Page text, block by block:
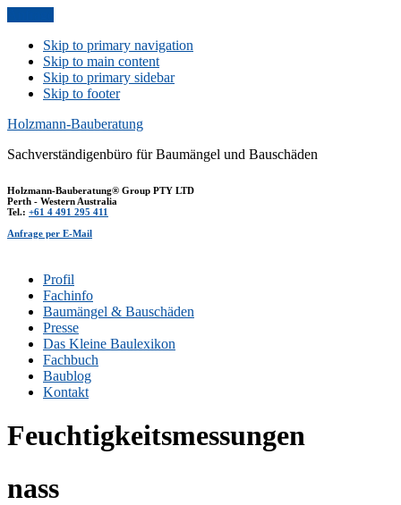
Skip to primary navigation
Skip to main content
Skip to primary sidebar
Skip to footer
Holzmann-Bauberatung
Sachverständigenbüro für Baumängel und Bauschäden
Holzmann-Bauberatung® Group PTY LTD
Perth - Western Australia
Tel.: +61 4 491 295 411
Anfrage per E-Mail
Profil
Fachinfo
Baumängel & Bauschäden
Presse
Das Kleine Baulexikon
Fachbuch
Baublog
Kontakt
Feuchtigkeitsmessungen
nass